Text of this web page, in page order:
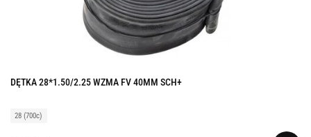
DĘTKA 28*1.50/2.25 WZMA FV 40MM SCH+
28 (700c)